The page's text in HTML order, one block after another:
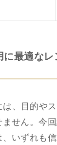
最適なレ
、目的や
せん。今
いずれも